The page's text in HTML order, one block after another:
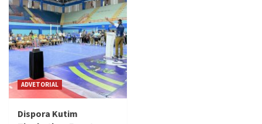
ADVETORIAL
Dispora Kutim